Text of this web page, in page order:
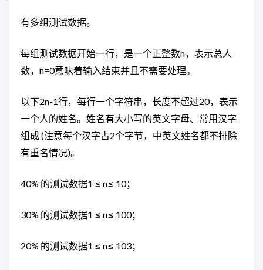
有多组测试数据。
每组测试数据开始一行，是一个正整数n，表示总人
数，n=0意味着输入结束并且不需要处理。
以下2n-1行，每行一个字符串，长度不超过20，表示
一个人的姓名。姓名有大小写的英文字母、常用汉字
组成 (注意每个汉字占2个字节，中英文姓名都不排除
有重名情况)。
40% 的测试数据1 ≤ n≤ 10；
30% 的测试数据1 ≤ n≤ 100；
20% 的测试数据1 ≤ n≤ 103；